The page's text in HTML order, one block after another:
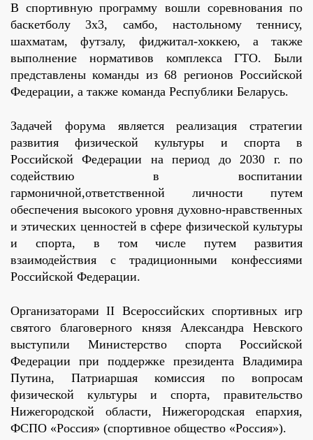
В спортивную программу вошли соревнования по
баскетболу 3х3, самбо, настольному теннису,
шахматам, футзалу, фиджитал-хоккею, а также
выполнение нормативов комплекса ГТО. Были
представлены команды из 68 регионов Российской
Федерации, а также команда Республики Беларусь.
Задачей форума является реализация стратегии
развития физической культуры и спорта в
Российской Федерации на период до 2030 г. по
содействию в воспитании
гармоничной,ответственной личности путем
обеспечения высокого уровня духовно-нравственных
и этических ценностей в сфере физической культуры
и спорта, в том числе путем развития
взаимодействия с традиционными конфессиями
Российской Федерации.
Организаторами II Всероссийских спортивных игр
святого благоверного князя Александра Невского
выступили Министерство спорта Российской
Федерации при поддержке президента Владимира
Путина, Патриаршая комиссия по вопросам
физической культуры и спорта, правительство
Нижегородской области, Нижегородская епархия,
ФСПО «Россия» (спортивное общество «Россия»).